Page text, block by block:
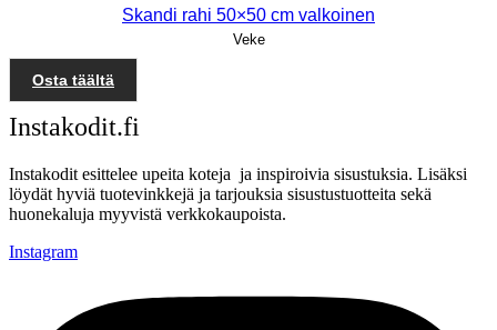
Skandi rahi 50×50 cm valkoinen
Veke
Osta täältä
Instakodit.fi
Instakodit esittelee upeita koteja ja inspiroivia sisustuksia. Lisäksi
löydät hyviä tuotevinkkejä ja tarjouksia sisustustuotteita sekä
huonekaluja myyvistä verkkokaupoista.
Instagram